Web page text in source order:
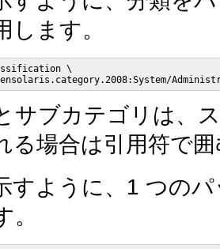
します。
\
サブカテゴリは、
る場合は引用符で
すように、1 つの